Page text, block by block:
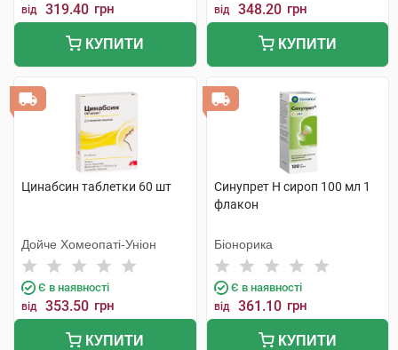
від 319.40 грн
КУПИТИ
від 348.20 грн
КУПИТИ
Цинабсин таблетки 60 шт
Дойче Хомеопаті-Уніон
Є в наявності
від 353.50 грн
КУПИТИ
Синупрет Н сироп 100 мл 1
флакон
Біонорика
Є в наявності
від 361.10 грн
КУПИТИ